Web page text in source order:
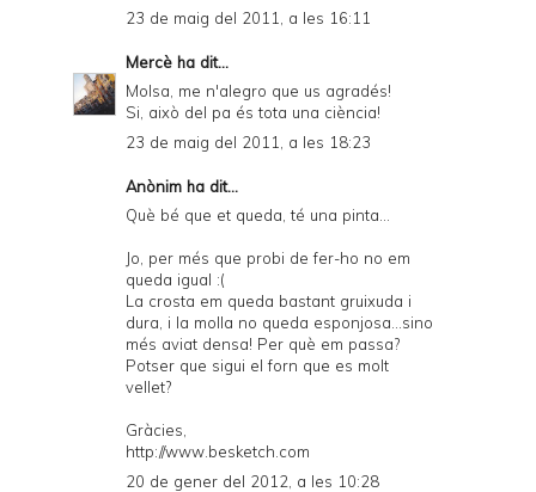
23 de maig del 2011, a les 16:11
Mercè ha dit...
Molsa, me n'alegro que us agradés!
Si, això del pa és tota una ciència!
23 de maig del 2011, a les 18:23
Anònim ha dit...
Què bé que et queda, té una pinta...
Jo, per més que probi de fer-ho no em
queda igual :(
La crosta em queda bastant gruixuda i
dura, i la molla no queda esponjosa...sino
més aviat densa! Per què em passa?
Potser que sigui el forn que es molt
vellet?
Gràcies,
http://www.besketch.com
20 de gener del 2012, a les 10:28